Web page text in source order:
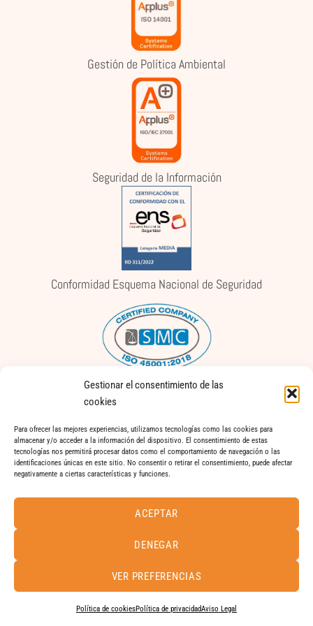
Gestionar el consentimiento de las
cookies
Para ofrecer las mejores experiencias, utilizamos tecnologías como las cookies para
almacenar y/o acceder a la información del dispositivo. El consentimiento de estas
tecnologías nos permitirá procesar datos como el comportamiento de navegación o las
identificaciones únicas en este sitio. No consentir o retirar el consentimiento, puede afectar
negativamente a ciertas características y funciones.
ACEPTAR
DENEGAR
VER PREFERENCIAS
Política de cookiesPolítica de privacidadAviso Legal
Gestión de Política Ambiental
Seguridad de la Información
Conformidad Esquema Nacional de Seguridad
Gestión de Seguridad y Salud en el Trabajo
Aviso Legal|Política de gestión integral|Política de privacidad|
Política de protección de datos|Política de cookies
Politica de seguridad de la
información